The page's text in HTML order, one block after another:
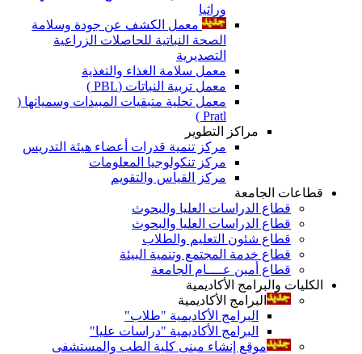
وراثيا
معمل الكشف عن جودة وسلامة
الصحة النباتية للحاصلات الزراعية
التصديرية
معمل سلامة الغذاء والتغذية
معمل تربية النباتات (PBL )
معمل تحلية متبقيات المبيدات وسمياتها (
Pratl )
مراكز التطوير
مركز تنمية قدرات أعضاء هيئة التدريس
مركز تنكولوجيا المعلومات
مركز القياس والتقويم
قطاعات الجامعة
قطاع الدراسات العليا والبحوث
قطاع الدراسات العليا والبحوث
قطاع شئون التعليم والطلاب
قطاع خدمة المجتمع وتنمية البيئة
قطاع أمين عــــام الجامعة
الكليات والبرامج الأكاديمية
البرامج الأكاديمية
البرامج الأكاديمية "طلاب"
البرامج الأكاديمية "دراسات عليا"
موقع إنشاء مبنى كلية الطب والمستشفى